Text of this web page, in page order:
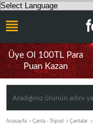
Üye Ol 100TL Para
Puan Kazan
Anasayfa Çanta - Tripod Çantalar